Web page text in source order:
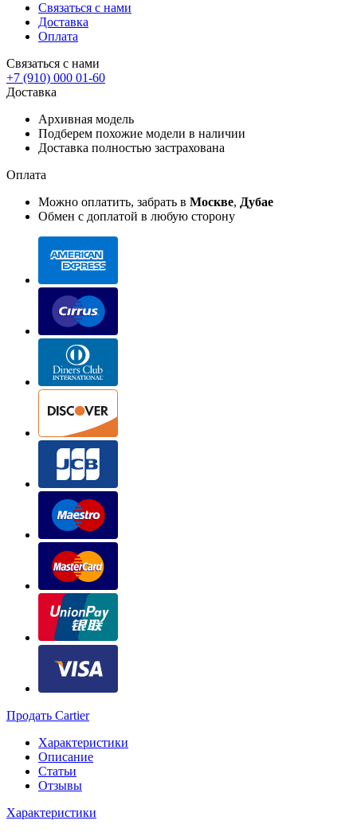
Связаться с нами
Доставка
Оплата
Связаться с нами
+7 (910) 000 01-60
Доставка
Архивная модель
Подберем похожие модели в наличии
Доставка полностью застрахована
Оплата
Можно оплатить, забрать в Москве, Дубае
Обмен с доплатой в любую сторону
Продать Cartier
Характеристики
Описание
Статьи
Отзывы
Характеристики